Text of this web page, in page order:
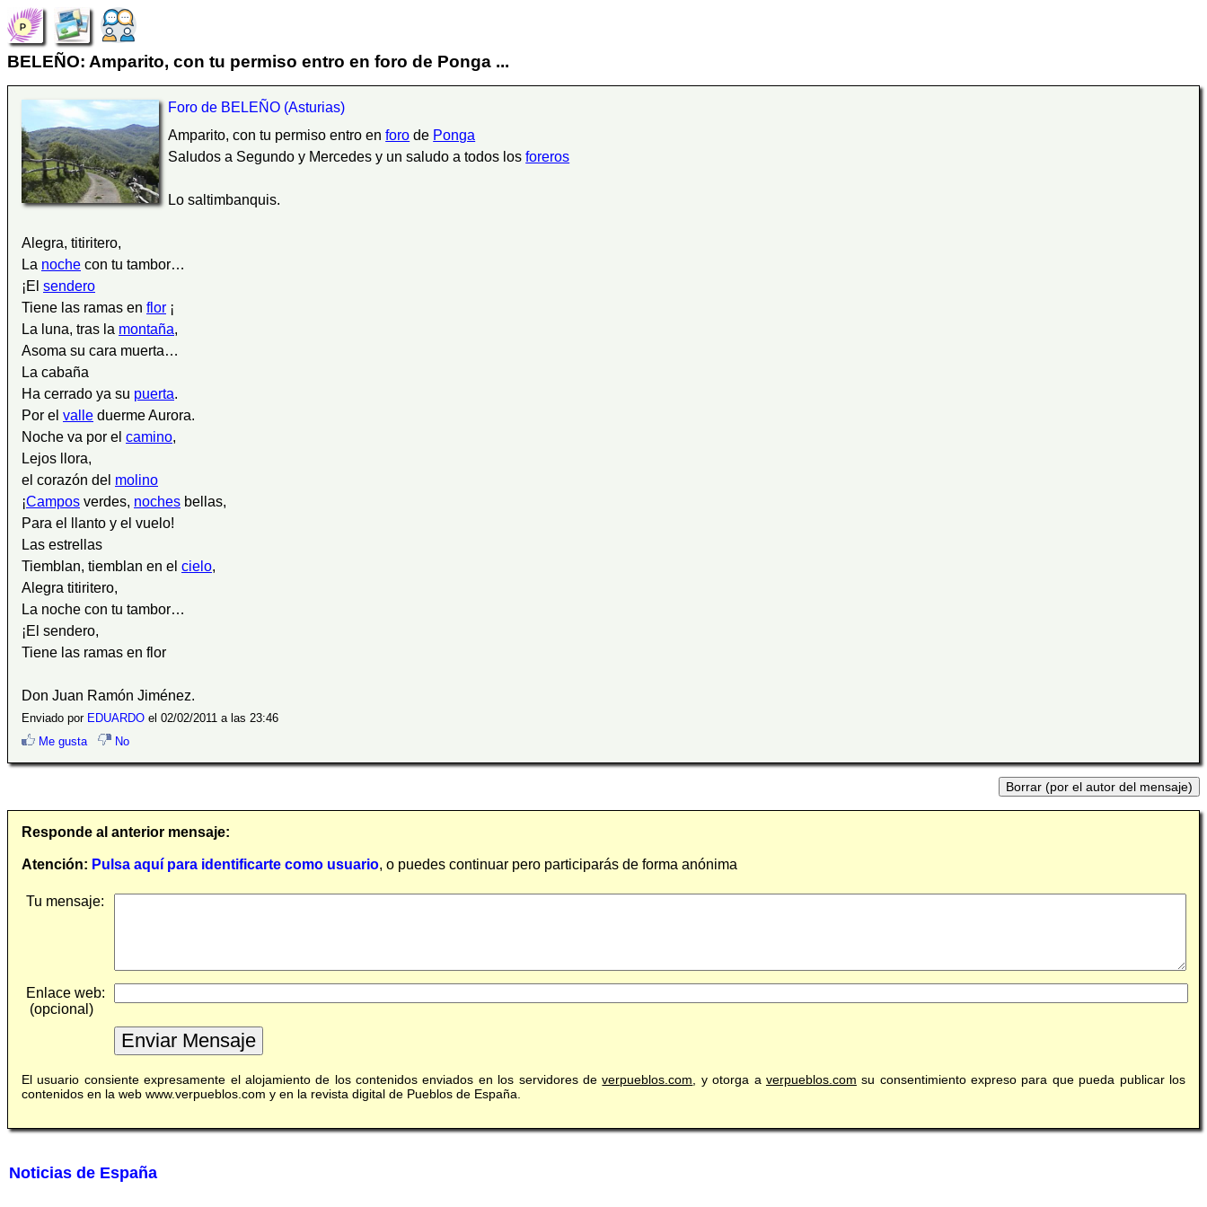
BELEÑO: Amparito, con tu permiso entro en foro de Ponga ...
Foro de BELEÑO (Asturias)
Amparito, con tu permiso entro enforo de Ponga
Saludos a Segundo y Mercedes y un saludo a todos losforeros
Lo saltimbanquis.
Alegra, titiritero,
La noche con tu tambor…
¡El sendero
Tiene las ramas en flor ¡
La luna, tras la montaña,
Asoma su cara muerta…
La cabaña
Ha cerrado ya su puerta.
Por el valle duerme Aurora.
Noche va por el camino,
Lejos llora,
el corazón del molino
¡Campos verdes, noches bellas,
Para el llanto y el vuelo!
Las estrellas
Tiemblan, tiemblan en el cielo,
Alegra titiritero,
La noche con tu tambor…
¡El sendero,
Tiene las ramas en flor
Don Juan Ramón Jiménez.
Enviado por EDUARDO el 02/02/2011 a las 23:46
Me gusta
No
Responde al anterior mensaje:
Atención: Pulsa aquí para identificarte como usuario, o puedes continuar pero participarás de forma anónima
Tu mensaje:
Enlace web:
(opcional)
El usuario consiente expresamente el alojamiento de los contenidos enviados en los servidores deverpueblos.com, y otorga a verpueblos.com su consentimiento expreso para que pueda publicar los
contenidos en la web www.verpueblos.com y en la revista digital de Pueblos de España.
Noticias de España